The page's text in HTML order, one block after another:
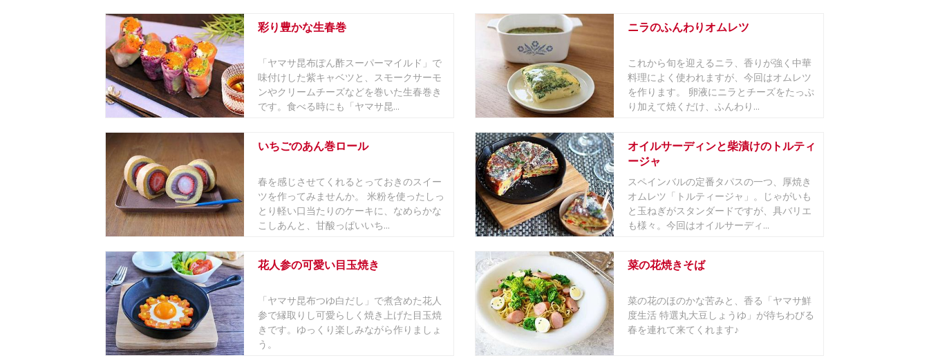
彩り豊かな生春巻
「ヤマサ昆布ぽん酢スーパーマイルド」で
味付けした紫キャベツと、スモークサーモ
ンやクリームチーズなどを巻いた生春巻き
です。食べる時にも「ヤマサ昆...
ニラのふんわりオムレツ
これから旬を迎えるニラ、香りが強く中華
料理によく使われますが、今回はオムレツ
を作ります。 卵液にニラとチーズをたっぷ
り加えて焼くだけ、ふんわり...
いちごのあん巻ロール
春を感じさせてくれるとっておきのスイー
ツを作ってみませんか。 米粉を使ったしっ
とり軽い口当たりのケーキに、なめらかな
こしあんと、甘酸っぱいいち...
オイルサーディンと柴漬けのトルティ
ージャ
スペインバルの定番タパスの一つ、厚焼き
オムレツ「トルティージャ」。じゃがいも
と玉ねぎがスタンダードですが、具バリエ
も様々。今回はオイルサーディ...
花人参の可愛い目玉焼き
「ヤマサ昆布つゆ白だし」で煮含めた花人
参で縁取りし可愛らしく焼き上げた目玉焼
きです。ゆっくり楽しみながら作りましょ
う。
菜の花焼きそば
菜の花のほのかな苦みと、香る「ヤマサ鮮
度生活 特選丸大豆しょうゆ」が待ちわびる
春を連れて来てくれます♪